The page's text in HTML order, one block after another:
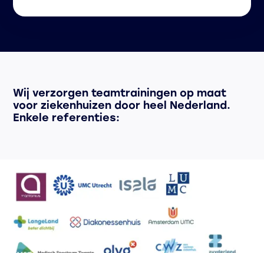
Wij verzorgen teamtrainingen op maat
voor ziekenhuizen door heel Nederland.
Enkele referenties: